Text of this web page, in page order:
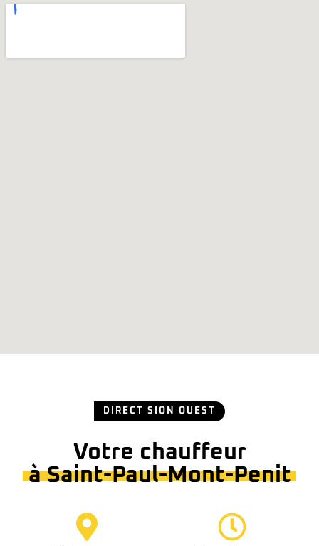
DIRECT SION OUEST
Votre chauffeur
à Saint-Paul-Mont-Penit